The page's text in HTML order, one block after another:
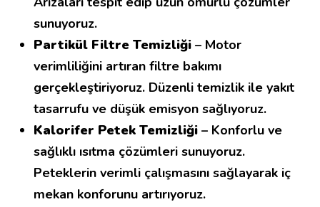
sunuyoruz.
Partikül Filtre Temizliği – Motor
verimliliğini artıran filtre bakımı
gerçekleştiriyoruz. Düzenli temizlik ile yakıt
tasarrufu ve düşük emisyon sağlıyoruz.
Kalorifer Petek Temizliği – Konforlu ve
sağlıklı ısıtma çözümleri sunuyoruz.
Peteklerin verimli çalışmasını sağlayarak iç
mekan konforunu artırıyoruz.